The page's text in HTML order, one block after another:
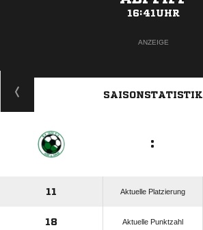
16:41UHR
ANZEIGE
SAISONSTATISTIK
:
11 Aktuelle Platzierung
18 Aktuelle Punktzahl